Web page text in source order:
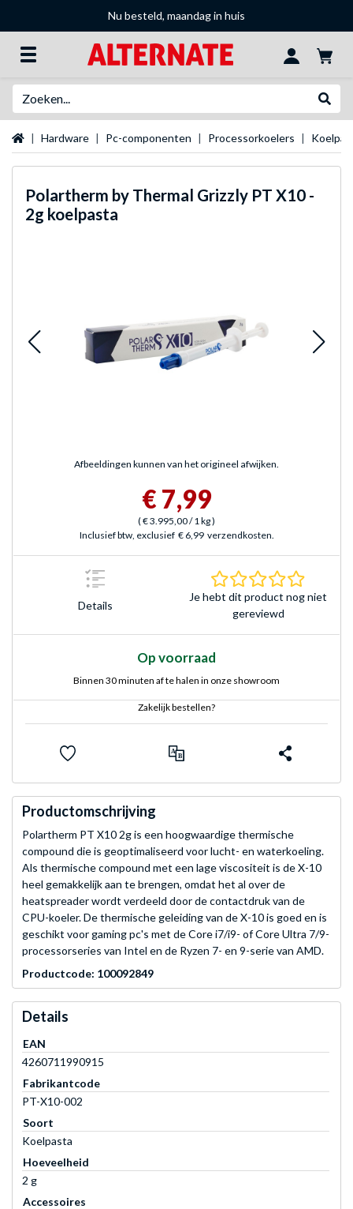
Nu besteld, maandag in huis
Startpagina
Hardware Pc-componenten Processorkoelers
Polartherm by Thermal Grizzly PT X10 -
2g koelpasta
Afbeeldingen kunnen van het origineel afwijken.
€ 7,99
(€ 3.995,00/ 1 kg)
Inclusief btw, exclusief € 6,99 verzendkosten.
Details
Je hebt dit product nog niet
gereviewd
Op voorraad
Binnen 30 minuten af te halen in onze showroom
Zakelijk bestellen?
Productomschrijving
Polartherm PT X10 2g is een hoogwaardige thermische
compound die is geoptimaliseerd voor lucht- en waterkoeling.
Als thermische compound met een lage viscositeit is de X-10
heel gemakkelijk aan te brengen, omdat het al over de
heatspreader wordt verdeeld door de contactdruk van de
CPU-koeler. De thermische geleiding van de X-10 is goed en is
geschikt voor gaming pc's met de Core i7/i9- of Core Ultra 7/9-
processorseries van Intel en de Ryzen 7- en 9-serie van AMD.
Productcode: 100092849
Details
EAN
4260711990915
Fabrikantcode
PT-X10-002
Soort
Koelpasta
Hoeveelheid
2 g
Accessoires